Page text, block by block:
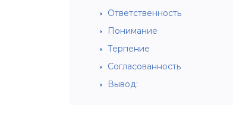
Ответственность
Понимание
Терпение
Согласованность
Вывод: